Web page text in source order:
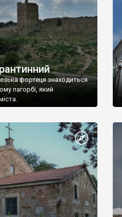
фортеця знаходиться
пагорбі, який